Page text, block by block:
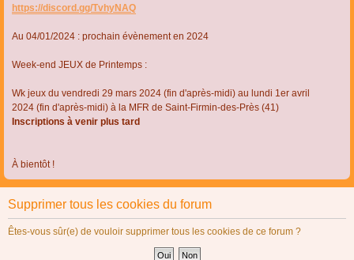
https://discord.gg/TvhyNAQ
Au 04/01/2024 : prochain évènement en 2024
Week-end JEUX de Printemps :
Wk jeux du vendredi 29 mars 2024 (fin d'après-midi) au lundi 1er avril
2024 (fin d'après-midi) à la MFR de Saint-Firmin-des-Près (41)
Inscriptions à venir plus tard
À bientôt !
Supprimer tous les cookies du forum
Êtes-vous sûr(e) de vouloir supprimer tous les cookies de ce forum ?